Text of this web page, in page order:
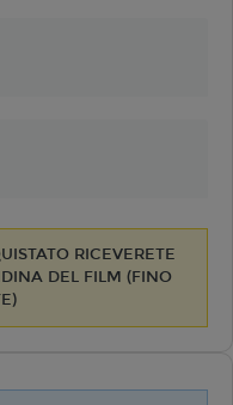
RICEVERETE
DEL FILM (FINO